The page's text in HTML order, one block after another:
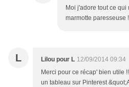
Moi j'adore tout ce qui
marmotte paresseuse
L Lilou pour L 12/09/2014 09:34
Merci pour ce récap' bien utile
un tableau sur Pinterest